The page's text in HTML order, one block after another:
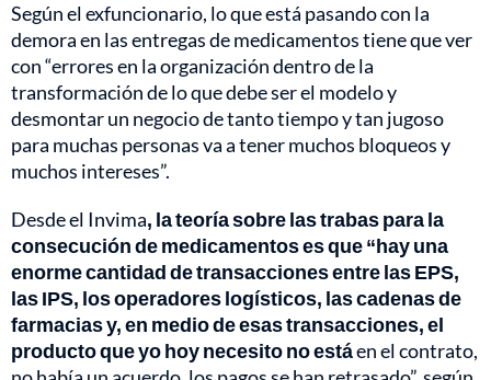
Según el exfuncionario, lo que está pasando con la
demora en las entregas de medicamentos tiene que ver
con “errores en la organización dentro de la
transformación de lo que debe ser el modelo y
desmontar un negocio de tanto tiempo y tan jugoso
para muchas personas va a tener muchos bloqueos y
muchos intereses”.
Desde el Invima, la teoría sobre las trabas para la
consecución de medicamentos es que “hay una
enorme cantidad de transacciones entre las EPS,
las IPS, los operadores logísticos, las cadenas de
farmacias y, en medio de esas transacciones, el
producto que yo hoy necesito no estáen el contrato,